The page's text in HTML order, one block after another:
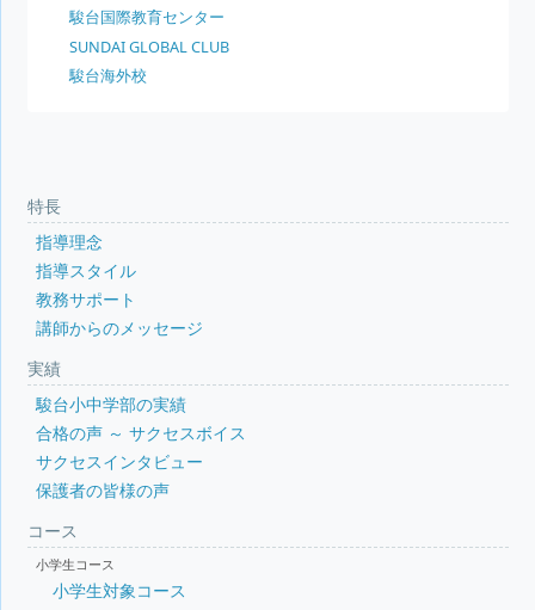
駿台国際教育センター
SUNDAI GLOBAL CLUB
駿台海外校
特長
指導理念
指導スタイル
教務サポート
講師からのメッセージ
実績
駿台小中学部の実績
合格の声 ～ サクセスボイス
サクセスインタビュー
保護者の皆様の声
コース
小学生コース
小学生対象コース